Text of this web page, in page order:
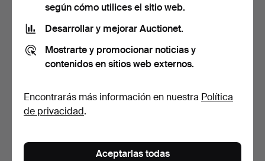
JETONG, oro, 24 quilates,
Sporrong, peso 2…
Subastado 20 oct 2025
21 pujas
2.953 USD
MEDALLA, oro de 18
quilates, peso total 26…
15 pujas
2.112 USD
según cómo utilices el sitio web.
Desarrollar y mejorar Auctionet.
Mostrarte y promocionar noticias y
contenidos en sitios web externos.
Encontrarás más información en nuestra Política
de privacidad.
Aceptarlas todas